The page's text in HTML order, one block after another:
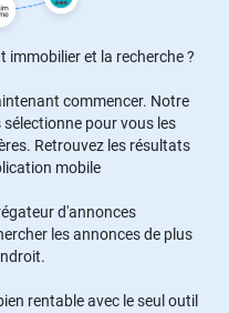
immobilier et la recherche ?
commencer. Notre
pour vous les
Retrouvez les résultats
mobile
d'annonces
les annonces de plus
rentable avec le seul outil